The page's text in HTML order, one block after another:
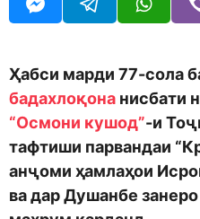
d
n
Ҳабси марди 77-сола
бадахлоқона нисбати
“Осмони кушод”-и
тафтиши парвандаи
анҷоми ҳамлаҳои
ва дар Душанбе